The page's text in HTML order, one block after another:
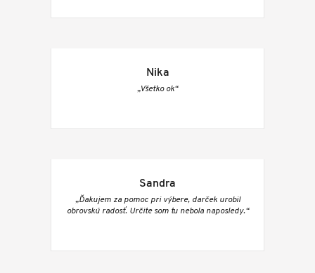
Nika
„Všetko ok“
Sandra
„Ďakujem za pomoc pri výbere, darček urobil
obrovskú radosť. Určite som tu nebola naposledy.“